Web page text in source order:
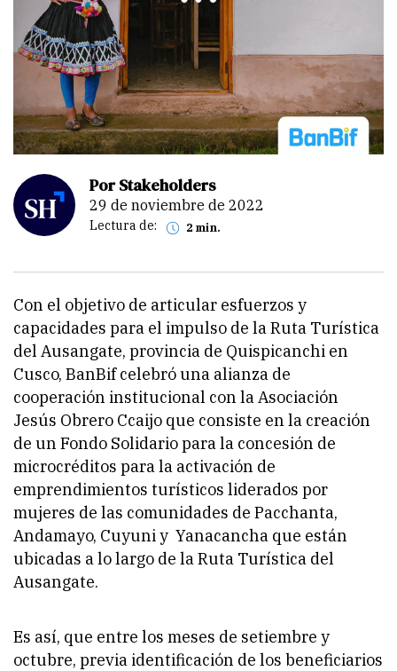
Por Stakeholders
29 de noviembre de 2022
Lectura de: 2 min.
Con el objetivo de articular esfuerzos y
capacidades para el impulso de la Ruta Turística
del Ausangate, provincia de Quispicanchi en
Cusco, BanBif celebró una alianza de
cooperación institucional con la Asociación
Jesús Obrero Ccaijo que consiste en la creación
de un Fondo Solidario para la concesión de
microcréditos para la activación de
emprendimientos turísticos liderados por
mujeres de las comunidades de Pacchanta,
Andamayo, Cuyuni y Yanacancha que están
ubicadas a lo largo de la Ruta Turística del
Ausangate.
Es así, que entre los meses de setiembre y
octubre, previa identificación de los beneficiarios